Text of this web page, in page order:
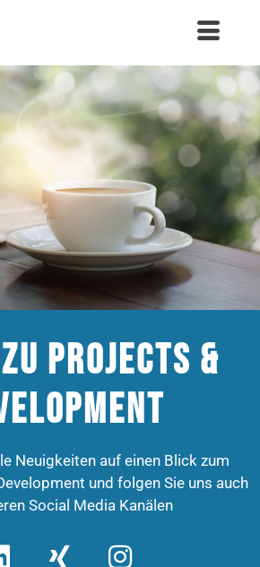
zu Projects &
Neuigkeiten auf einen Blick zum
und folgen Sie uns auch
Social Media Kanälen